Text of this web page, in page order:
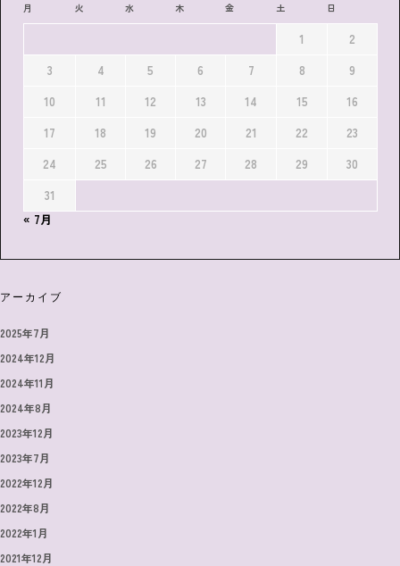
月 火 水 木 金 土 日
1
2
3
4 5 6 7 8
9
10
11 12 13 14 15
16
17
18 19 20 21 22
23
24
25 26 27 28 29
30
31
« 7月
アーカイブ
2025年7月
2024年12月
2024年11月
2024年8月
2023年12月
2023年7月
2022年12月
2022年8月
2022年1月
2021年12月